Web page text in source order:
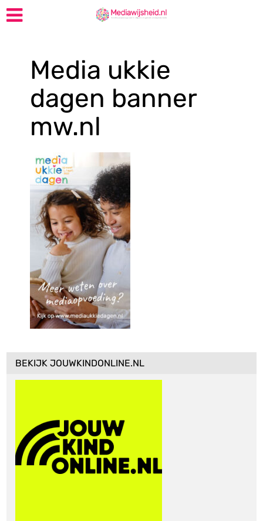
Media ukkie
dagen banner
mw.nl
BEKIJK JOUWKINDONLINE.NL